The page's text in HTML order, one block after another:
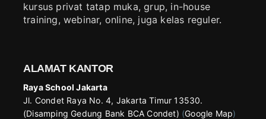
kursus privat tatap muka, grup, in-house
training, webinar, online, juga kelas reguler.
ALAMAT KANTOR
Raya School Jakarta
Jl. Condet Raya No. 4, Jakarta Timur 13530.
(Disamping Gedung Bank BCA Condet) (Google Map)